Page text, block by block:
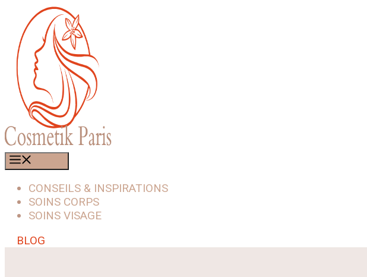
contenu
CONSEILS & INSPIRATIONS
SOINS CORPS
SOINS VISAGE
BLOG